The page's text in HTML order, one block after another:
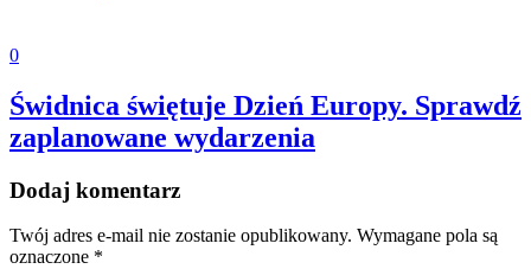
0
Świdnica świętuje Dzień Europy. Sprawdź
zaplanowane wydarzenia
Dodaj komentarz
Twój adres e-mail nie zostanie opublikowany. Wymagane pola są
oznaczone *